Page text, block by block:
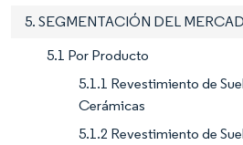
5. SEGMENTACIÓN DEL
5.1 Por Producto
5.1.1 Revestimiento de
Cerámicas
5.1.2 Revestimiento de